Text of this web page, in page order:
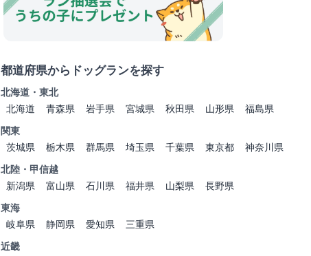
都道府県からドッグランを探す
北海道・東北
北海道
青森県 岩手県 宮城県 秋田県 山形県
福島県
関東
茨城県
栃木県 群馬県 埼玉県 千葉県 東京都
神奈川県
北陸・甲信越
新潟県
富山県 石川県 福井県 山梨県
長野県
東海
岐阜県
静岡県 愛知県
三重県
近畿